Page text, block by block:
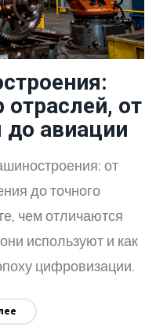
от
до авиации
от
до точного
чем отличаются
используют и как
цифровизации.